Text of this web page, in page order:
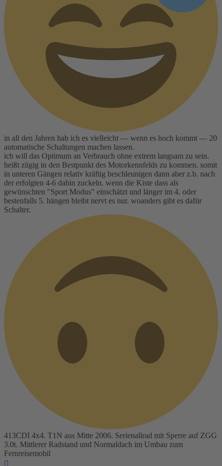
in all den Jahren hab ich es vielleicht — wenn es hoch kommt — 20
automatische Schaltungen machen lassen.
ich will das Optimum an Verbrauch ohne extrem langsam zu sein.
heißt zügig in den Bestpunkt des Motorkennfelds zu kommen. somit
in unteren Gängen relativ kräftig beschleunigen dann aber z.b. nach
der erfolgten 4-6 dahin zuckeln. wenn die Kiste dass als
gewünschten "Sport Modus" einschätzt und länger im 4. oder
bestenfalls 5. hängen bleibt nervt es nur. woanders gibt es dafür
Schalter.
413CDI 4x4. T1N aus Mitte 2006. Serienallrad mit Sperre auf ZGG
3.0t. Mittlerer Radstand und Normaldach im Umbau zum
Fernreisemobil